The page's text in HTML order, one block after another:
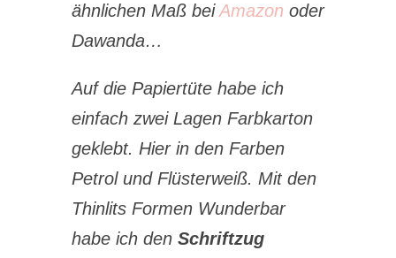
ähnlichen Maß beiAmazon oder
Dawanda…
Auf die Papiertüte habe ich
einfach zwei Lagen Farbkarton
geklebt. Hier in den Farben
Petrol und Flüsterweiß. Mit den
Thinlits Formen Wunderbar
habe ich den Schriftzug